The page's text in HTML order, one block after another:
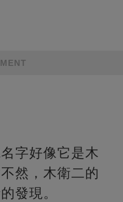
名字好像它是木
然，木衛二的
發現。